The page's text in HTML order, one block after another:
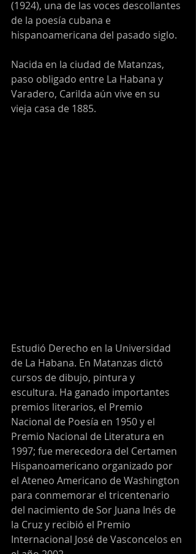
(1924), una de las voces descollantes
de la poesía cubana e
hispanoamericana del pasado siglo.
Nacida en la ciudad de Matanzas,
paso obligado entre La Habana y
Varadero, Carilda aún vive en su
vieja casa de 1885.
Estudió Derecho en la Universidad
de La Habana. En Matanzas dictó
cursos de dibujo, pintura y
escultura. Ha ganado importantes
premios literarios, el Premio
Nacional de Poesía en 1950 y el
Premio Nacional de Literatura en
1997; fue merecedora del Certamen
Hispanoamericano organizado por
el Ateneo Americano de Washington
para conmemorar el tricentenario
del nacimiento de Sor Juana Inés de
la Cruz y recibió el Premio
Internacional José de Vasconcelos en